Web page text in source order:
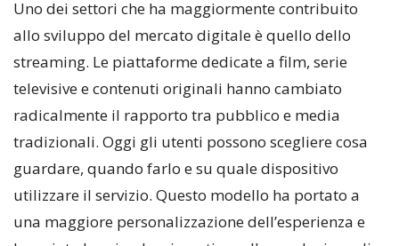
Uno dei settori che ha maggiormente contribuito
allo sviluppo del mercato digitale è quello dello
streaming. Le piattaforme dedicate a film, serie
televisive e contenuti originali hanno cambiato
radicalmente il rapporto tra pubblico e media
tradizionali. Oggi gli utenti possono scegliere cosa
guardare, quando farlo e su quale dispositivo
utilizzare il servizio. Questo modello ha portato a
una maggiore personalizzazione dell’esperienza e